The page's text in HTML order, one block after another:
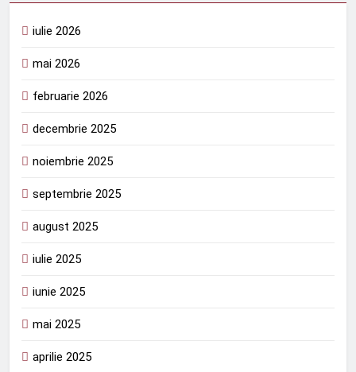
iulie 2026
mai 2026
februarie 2026
decembrie 2025
noiembrie 2025
septembrie 2025
august 2025
iulie 2025
iunie 2025
mai 2025
aprilie 2025